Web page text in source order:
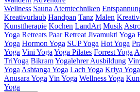
Wellness Sauna Atemtechniken
Kreativurlaub Handpan Tanz Malen
Kunsttherapie Kochen LandArt Musik
Yoga Retreats Paar Retreat Jivamukti Yoga
Yoga Hormon Yoga SUP Yoga Hot Yoga
Yoga Vini Yoga Yoga Pilates Forrest Yoga
TriYoga BikramYogalehrer Ausbildung
Yoga Ashtanga Yoga Lach Yoga Kriya Yoga
Anusara Yoga Yin Yoga Wellness Yoga
Yoga